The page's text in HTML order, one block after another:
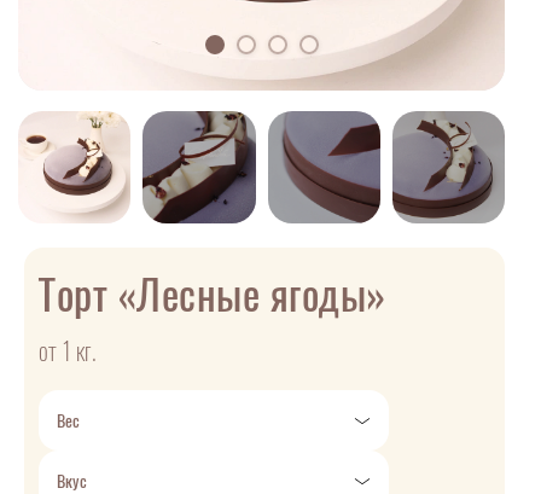
Торт «Лесные ягоды»
от 1 кг.
Вес
Вкус